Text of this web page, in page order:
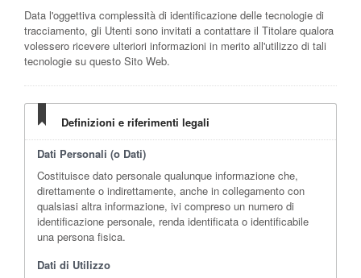
Data l'oggettiva complessità di identificazione delle tecnologie di
tracciamento, gli Utenti sono invitati a contattare il Titolare qualora
volessero ricevere ulteriori informazioni in merito all'utilizzo di tali
tecnologie su questo Sito Web.
Definizioni e riferimenti legali
Dati Personali (o Dati)
Costituisce dato personale qualunque informazione che,
direttamente o indirettamente, anche in collegamento con
qualsiasi altra informazione, ivi compreso un numero di
identificazione personale, renda identificata o identificabile
una persona fisica.
Dati di Utilizzo